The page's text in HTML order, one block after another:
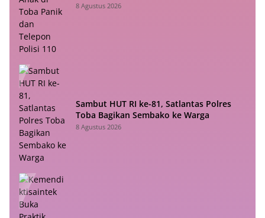
8 Agustus 2026
Sambut HUT RI ke-81, Satlantas Polres
Toba Bagikan Sembako ke Warga
8 Agustus 2026